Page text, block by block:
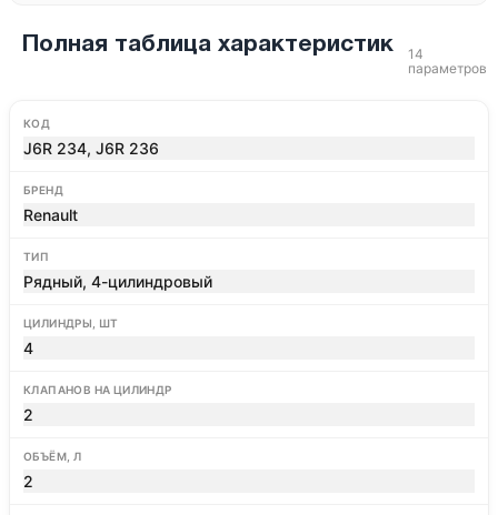
Полная таблица характеристик
14
параметров
КОД
J6R 234, J6R 236
БРЕНД
Renault
ТИП
Рядный, 4-цилиндровый
ЦИЛИНДРЫ, ШТ
4
КЛАПАНОВ НА ЦИЛИНДР
2
ОБЪЁМ, Л
2